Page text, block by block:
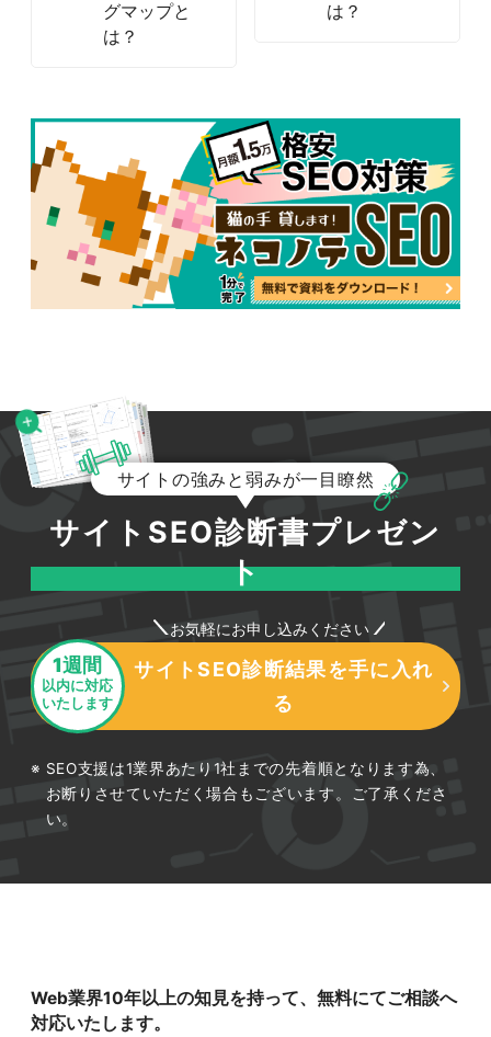
グマップと
は？
は？
サイトの強みと弱みが一目瞭然
サイトSEO診断書プレゼン
ト
お気軽にお申し込みください
1週間
以内に対応
いたします
サイトSEO診断結果を手に入れ
る
SEO支援は1業界あたり1社までの先着順となります為、
お断りさせていただく場合もございます。ご了承くださ
い。
Web業界10年以上の知見を持って、無料にてご相談へ
対応いたします。